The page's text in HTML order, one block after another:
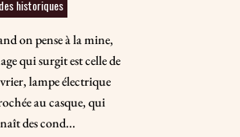
historiques
on pense à la mine,
qui surgit est celle de
lampe électrique
au casque, qui
des cond...